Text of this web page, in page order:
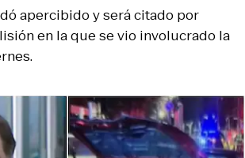
apercibido y será citado por
en la que se vio involucrado la